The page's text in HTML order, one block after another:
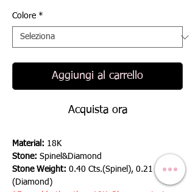
Colore *
Aggiungi al carrello
Acquista ora
Material: 18K
Stone: Spinel&Diamond
Stone Weight: 0.40 Cts.(Spinel), 0.21 Cts.
(Diamond)